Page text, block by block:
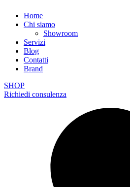
Home
Chi siamo
Showroom
Servizi
Blog
Contatti
Brand
SHOP
Richiedi consulenza